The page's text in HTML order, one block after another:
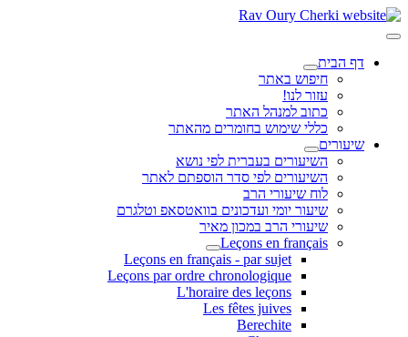
דף הבית
חיפוש באתר
עזור לנו!
כתוב למנהל האתר
כללי שימוש בחומרים מהאתר
שיעורים
השיעורים בעברית לפי נושא
השיעורים לפי סדר הוספתם לאתר
לוח שיעורי הרב
שיעור יומי ועדכונים בוואטסאפ וטלגרם
שיעורי הרב במכון מאיר
Leçons en français
Leçons en français - par sujet
Leçons par ordre chronologique
L'horaire des leçons
Les fêtes juives
Berechite